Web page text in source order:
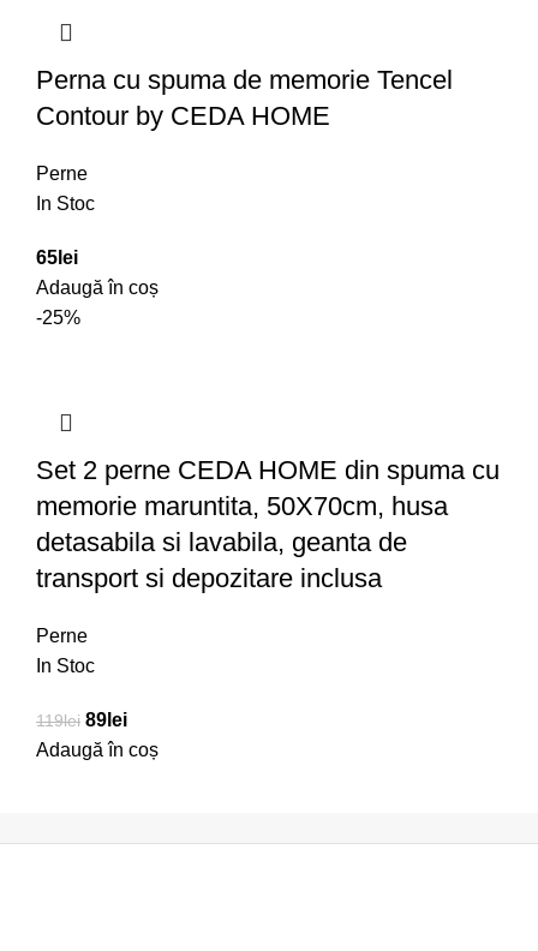
Perna cu spuma de memorie Tencel
Contour by CEDA HOME
Perne
In Stoc
65 lei
Adaugă în coș
-25%
Set 2 perne CEDA HOME din spuma cu
memorie maruntita, 50X70cm, husa
detasabila si lavabila, geanta de
transport si depozitare inclusa
Perne
In Stoc
119lei 89 lei
Adaugă în coș